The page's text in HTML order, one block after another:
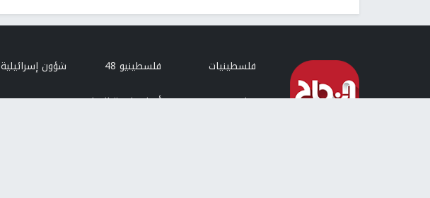
فلسطينيات فلسطينيو 48 شؤون إسرائيلية
تقارير
أخبار جامعة النجاح